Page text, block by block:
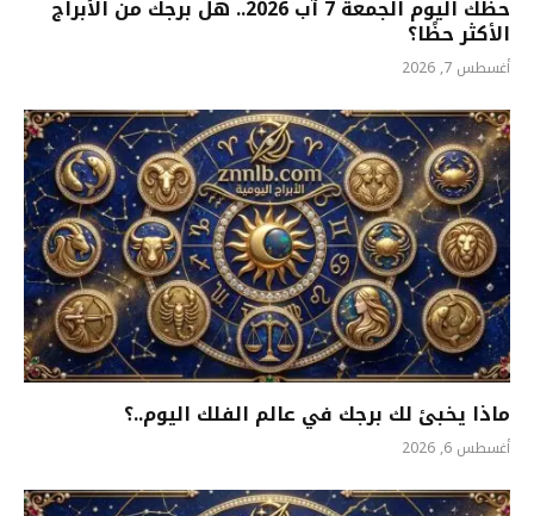
حظك اليوم الجمعة 7 آب 2026.. هل برجك من الأبراج
الأكثر حظًا؟
أغسطس 7, 2026
ماذا يخبئ لك برجك في عالم الفلك اليوم..؟
أغسطس 6, 2026